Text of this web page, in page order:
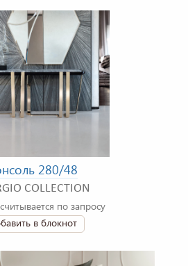
280/48
COLLECTION
по запросу
в блокнот